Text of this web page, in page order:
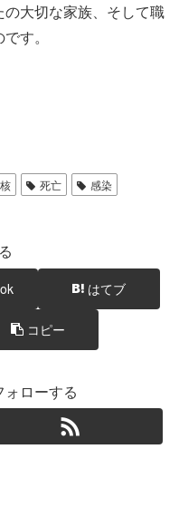
大切な家族、そして職
す。
死亡
感染
はてブ
コピー
ローする